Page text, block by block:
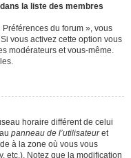
la liste des membres
du forum », vous
. Si vous activez cette option vous
modérateurs et vous-même.
horaire différent de celui
panneau de l’utilisateuret
à la zone où vous vous
etc.). Notez que la modification